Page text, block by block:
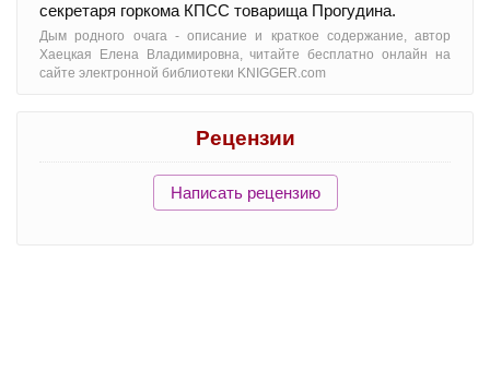
секретаря горкома КПСС товарища Прогудина.
Дым родного очага - oписание и краткое содержание, автор
Хаецкая Елена Владимировна, читайте бесплатно онлайн на
сайте электронной библиотеки KNIGGER.com
Рецензии
Написать рецензию